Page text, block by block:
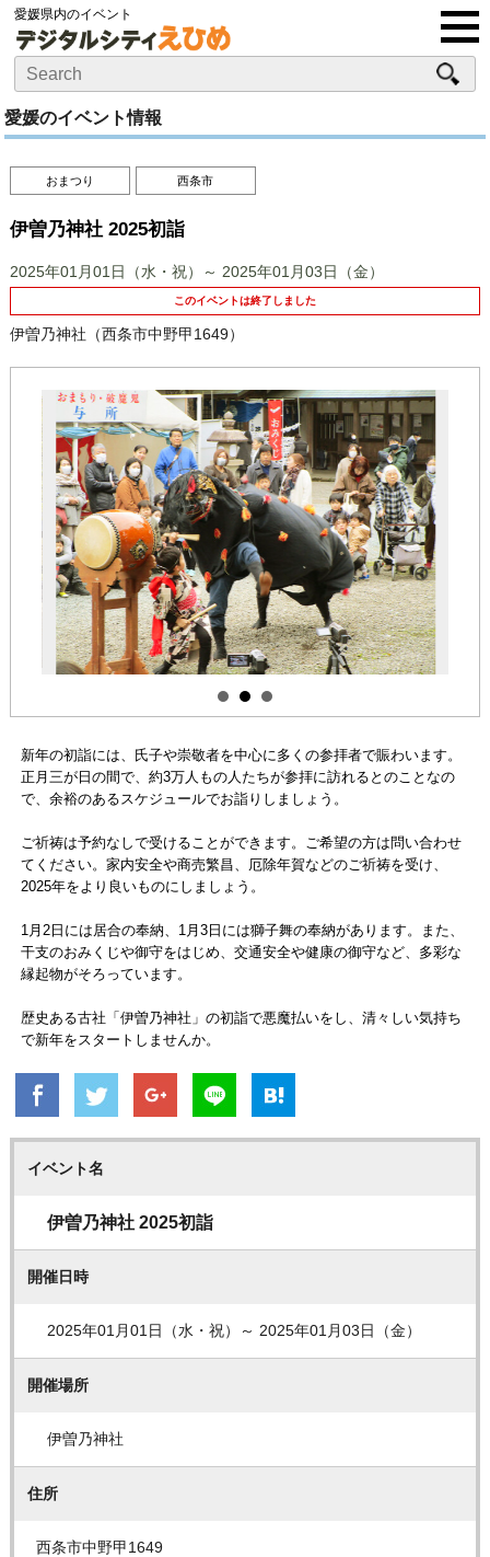
愛媛県内のイベント
愛媛のイベント情報
おまつり 西条市
伊曽乃神社 2025初詣
2025年01月01日（水・祝）～ 2025年01月03日（金）
このイベントは終了しました
伊曽乃神社（西条市中野甲1649）
新年の初詣には、氏子や崇敬者を中心に多くの参拝者で賑わいます。
正月三が日の間で、約3万人もの人たちが参拝に訪れるとのことなの
で、余裕のあるスケジュールでお詣りしましょう。
ご祈祷は予約なしで受けることができます。ご希望の方は問い合わせ
てください。家内安全や商売繁昌、厄除年賀などのご祈祷を受け、
2025年をより良いものにしましょう。
1月2日には居合の奉納、1月3日には獅子舞の奉納があります。また、
干支のおみくじや御守をはじめ、交通安全や健康の御守など、多彩な
縁起物がそろっています。
歴史ある古社「伊曽乃神社」の初詣で悪魔払いをし、清々しい気持ち
で新年をスタートしませんか。
イベント名
伊曽乃神社 2025初詣
開催日時
2025年01月01日（水・祝）～ 2025年01月03日（金）
開催場所
伊曽乃神社
住所
西条市中野甲1649